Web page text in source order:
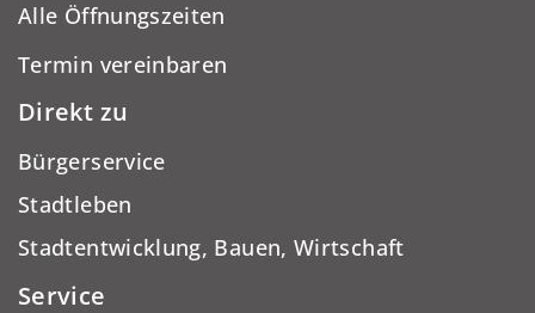
Alle Öffnungszeiten
Termin vereinbaren
Direkt zu
Bürgerservice
Stadtleben
Stadtentwicklung, Bauen, Wirtschaft
Service